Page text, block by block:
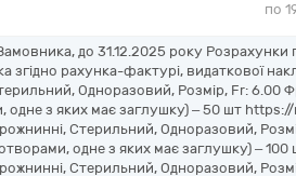
по
до 31.12.2025 року
рахунка-фактурі, видаткової
Одноразовий, Розмір, Fr:
одне з яких має заглушку) – 50 шт
Стерильний, Одноразовий,
одне з яких має заглушку) –
Стерильний, Одноразовий,